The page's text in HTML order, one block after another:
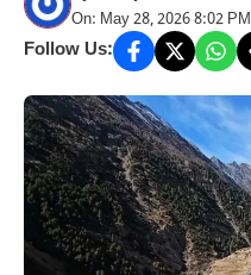
On: May 28, 2026 8:02 PM
Follow Us: